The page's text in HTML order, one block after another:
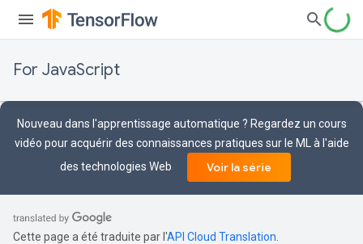
For JavaScript
Nouveau dans l'apprentissage automatique ? Regardez un cours
vidéo pour acquérir des connaissances pratiques sur le ML à l'aide
des technologies Web
Voir la série
Cette page a été traduite par l'API Cloud Translation